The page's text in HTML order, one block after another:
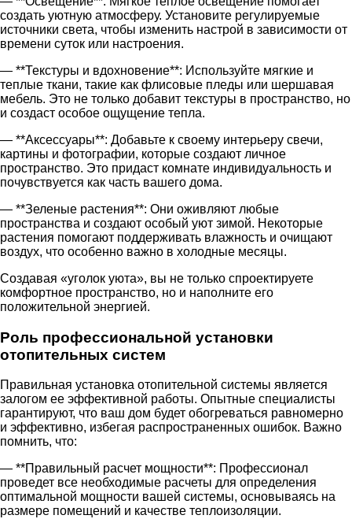
создать уютную атмосферу. Установите регулируемые
источники света, чтобы изменить настрой в зависимости от
времени суток или настроения.
— **Текстуры и вдохновение**: Используйте мягкие и
теплые ткани, такие как флисовые пледы или шершавая
мебель. Это не только добавит текстуры в пространство, но
и создаст особое ощущение тепла.
— **Аксессуары**: Добавьте к своему интерьеру свечи,
картины и фотографии, которые создают личное
пространство. Это придаст комнате индивидуальность и
почувствуется как часть вашего дома.
— **Зеленые растения**: Они оживляют любые
пространства и создают особый уют зимой. Некоторые
растения помогают поддерживать влажность и очищают
воздух, что особенно важно в холодные месяцы.
Создавая «уголок уюта», вы не только спроектируете
комфортное пространство, но и наполните его
положительной энергией.
Роль профессиональной установки
отопительных систем
Правильная установка отопительной системы является
залогом ее эффективной работы. Опытные специалисты
гарантируют, что ваш дом будет обогреваться равномерно
и эффективно, избегая распространенных ошибок. Важно
помнить, что:
— **Правильный расчет мощности**: Профессионал
проведет все необходимые расчеты для определения
оптимальной мощности вашей системы, основываясь на
размере помещений и качестве теплоизоляции.